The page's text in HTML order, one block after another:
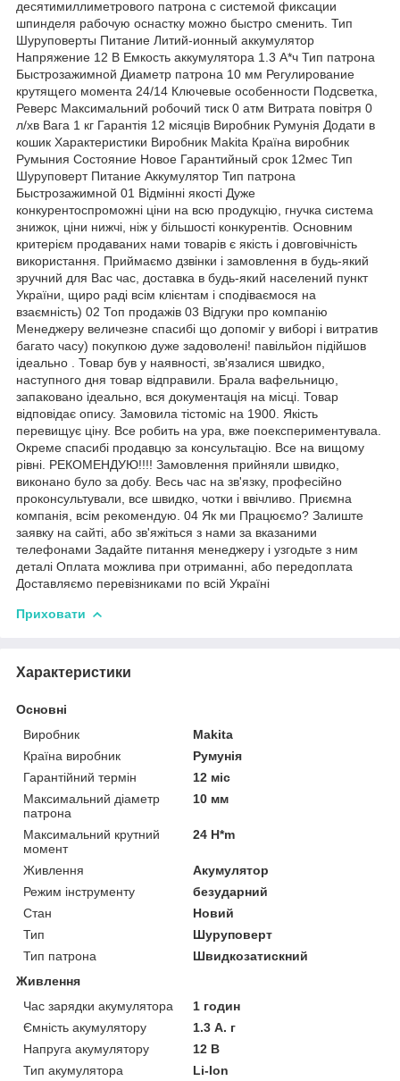
десятимиллиметрового патрона с системой фиксации
шпинделя рабочую оснастку можно быстро сменить. Тип
Шуруповерты Питание Литий-ионный аккумулятор
Напряжение 12 В Емкость аккумулятора 1.3 А*ч Тип патрона
Быстрозажимной Диаметр патрона 10 мм Регулирование
крутящего момента 24/14 Ключевые особенности Подсветка,
Реверс Максимальний робочий тиск 0 атм Витрата повітря 0
л/хв Вага 1 кг Гарантія 12 місяців Виробник Румунія Додати в
кошик Характеристики Виробник Makita Країна виробник
Румыния Состояние Новое Гарантийный срок 12мес Тип
Шуруповерт Питание Аккумулятор Тип патрона
Быстрозажимной 01 Відмінні якості Дуже
конкурентоспроможні ціни на всю продукцію, гнучка система
знижок, ціни нижчі, ніж у більшості конкурентів. Основним
критерієм продаваних нами товарів є якість і довговічність
використання. Приймаємо дзвінки і замовлення в будь-який
зручний для Вас час, доставка в будь-який населений пункт
України, щиро раді всім клієнтам і сподіваємося на
взаємність) 02 Топ продажів 03 Відгуки про компанію
Менеджеру величезне спасибі що допоміг у виборі і витратив
багато часу) покупкою дуже задоволені! павільйон підійшов
ідеально . Товар був у наявності, зв'язалися швидко,
наступного дня товар відправили. Брала вафельницю,
запаковано ідеально, вся документація на місці. Товар
відповідає опису. Замовила тістоміс на 1900. Якість
перевищує ціну. Все робить на ура, вже поекспериментувала.
Окреме спасибі продавцю за консультацію. Все на вищому
рівні. РЕКОМЕНДУЮ!!!! Замовлення прийняли швидко,
виконано було за добу. Весь час на зв'язку, професійно
проконсультували, все швидко, чотки і ввічливо. Приємна
компанія, всім рекомендую. 04 Як ми Працюємо? Залиште
заявку на сайті, або зв'яжіться з нами за вказаними
телефонами Задайте питання менеджеру і узгодьте з ним
деталі Оплата можлива при отриманні, або передоплата
Доставляємо перевізниками по всій Україні
Приховати
Характеристики
Основні
Виробник
Makita
Країна виробник
Румунія
Гарантійний термін
12 міс
Максимальний діаметр
патрона
10 мм
Максимальний крутний
момент
24 H*m
Живлення
Акумулятор
Режим інструменту
безударний
Стан
Новий
Тип
Шуруповерт
Тип патрона
Швидкозатискний
Живлення
Час зарядки акумулятора
1 годин
Ємність акумулятору
1.3 А. г
Напруга акумулятору
12 В
Тип акумулятора
Li-Ion